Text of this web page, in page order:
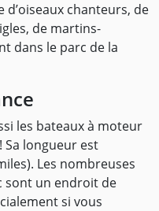
chanteurs, de
de martins-
dans le parc de la
les bateaux à moteur
Sa longueur est
Les nombreuses
sont un endroit de
si vous